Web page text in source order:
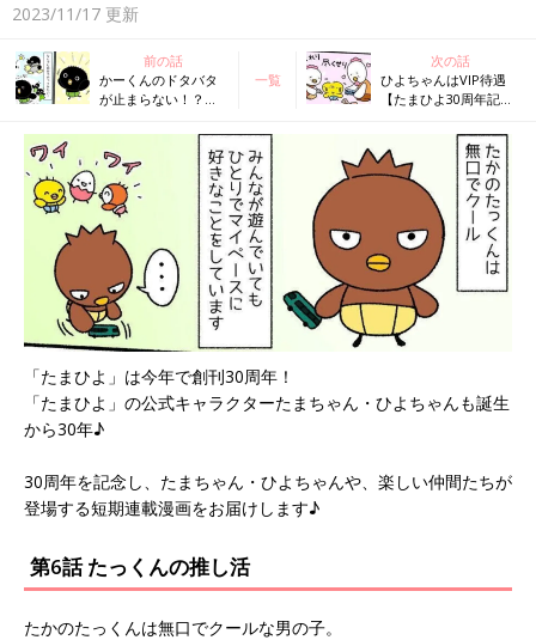
2023/11/17 更新
前の話
かーくんのドタバタ
が止まらない！？
念★短期連載たまち
ゃん・ひよちゃん劇
場#5】
一覧
次の話
ひよちゃんはVIP待遇
【たまひよ30周年記念
ん・ひよちゃん劇場
#7】
「たまひよ」は今年で創刊30周年！
「たまひよ」の公式キャラクターたまちゃん・ひよちゃんも誕生
から30年♪
30周年を記念し、たまちゃん・ひよちゃんや、楽しい仲間たちが
登場する短期連載漫画をお届けします♪
第6話 たっくんの推し活
たかのたっくんは無口でクールな男の子。